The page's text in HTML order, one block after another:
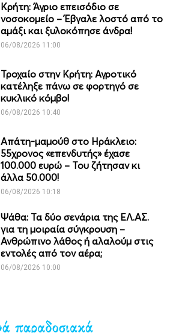
Κρήτη: Άγριο επεισόδιο σε
νοσοκομείο – Έβγαλε λοστό από το
αμάξι και ξυλοκόπησε άνδρα!
06/08/2026 11:00
Τροχαίο στην Κρήτη: Αγροτικό
κατέληξε πάνω σε φορτηγό σε
κυκλικό κόμβο!
06/08/2026 10:40
Απάτη-μαμούθ στο Ηράκλειο:
55χρονος «επενδυτής» έχασε
100.000 ευρώ – Του ζήτησαν κι
άλλα 50.000!
06/08/2026 10:18
Ψάθα: Τα δύο σενάρια της ΕΛ.ΑΣ.
για τη μοιραία σύγκρουση –
Ανθρώπινο λάθος ή αλαλούμ στις
εντολές από τον αέρα;
06/08/2026 10:00